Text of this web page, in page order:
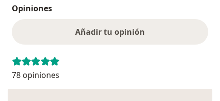
Opiniones
Añadir tu opinión
78 opiniones